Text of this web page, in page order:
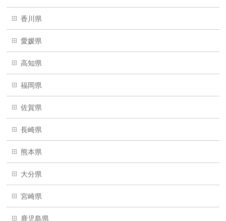
香川県
愛媛県
高知県
福岡県
佐賀県
長崎県
熊本県
大分県
宮崎県
鹿児島県